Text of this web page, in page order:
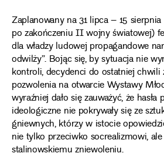
Zaplanowany na 31 lipca – 15 sierpnia
po zakończeniu II wojny światowej)
dla władzy ludowej propagandowe
odwilży”. Bojąc się, by sytuacja nie
kontroli, decydenci do ostatniej
pozwolenia na otwarcie Wystawy
wyraźniej dało się zauważyć, że
ideologiczne nie pokrywały się ze
gniewnych, którzy w istocie
nie tylko przeciwko socrealizmowi,
stalinowskiemu zniewoleniu.